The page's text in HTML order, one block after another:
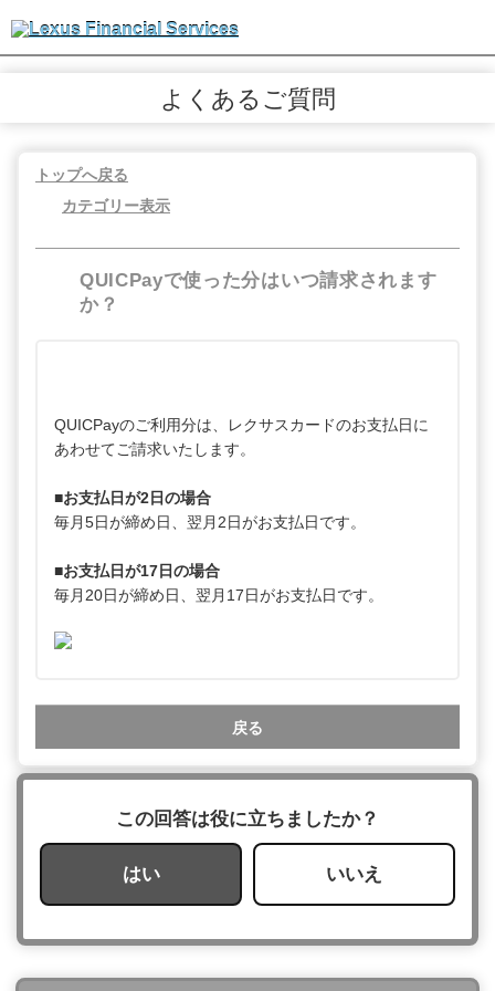
よくあるご質問
トップへ戻る
カテゴリー表示
QUICPayで使った分はいつ請求されます
か？
QUICPayのご利用分は、レクサスカードのお支払日に
あわせてご請求いたします。
■お支払日が2日の場合
毎月5日が締め日、翌月2日がお支払日です。
■お支払日が17日の場合
毎月20日が締め日、翌月17日がお支払日です。
戻る
この回答は役に立ちましたか？
はい いいえ